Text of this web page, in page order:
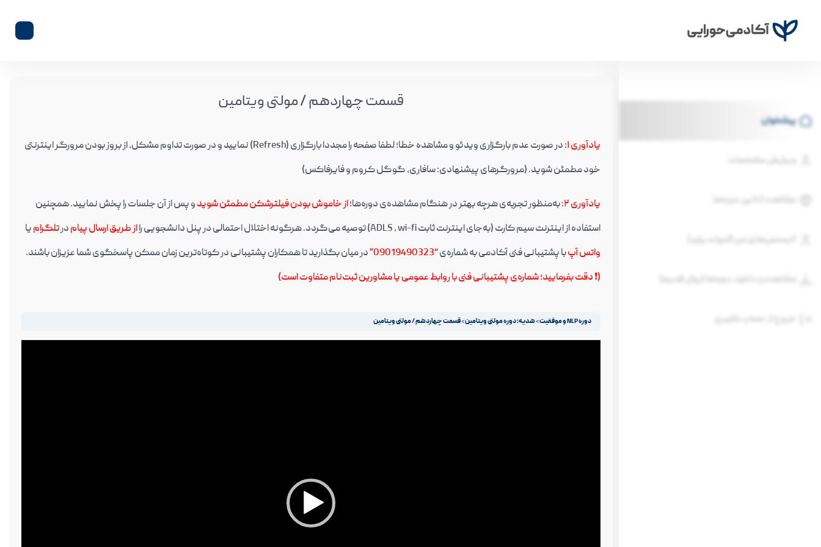
پیشخوان
ویرایش مشخصات
مشاهده آنلاین دوره‌ها
لایسنس‌های من (اسپات پلیر)
مشاهده و دانلود دوره‌ها (روال قدیم)
خروج از حساب کاربری
قسمت چهاردهم / مولتی ویتامین
یادآوری ۱ :
در صورت عدم بارگزاری ویدئو و مشاهده خطا؛ لطفا صفحه را مجددا بارگزاری (Refresh) نمایید و در صورت تداوم مشکل، از بروز بودن مرورگر اینترنتی
خود مطمئن شوید. (مرورگرهای پیشنهادی: سافاری، گوگل کروم و فایرفاکس)
یادآوری ۲ :به‌منظور تجربه‌ی هرچه بهتر در هنگام مشاهده‌ی دوره‌ها؛از خاموش بودن فیلترشکن مطمئن شویدو پس از آن جلسات را پخش نمایید. همچنین
استفاده از اینترنت سیم کارت (به‌جای اینترنت ثابت ADLS , wi-fi) توصیه می‌گردد. هرگونه اختلال احتمالی در پنل دانشجویی را
از طریق ارسال پیامدرتلگرامیا
واتس آپبا پشتیبانی فنی آکادمی به شماره‌ی“09019490323”
در میان بگذارید تا همکاران پشتیبانی در کوتاه‌ترین زمان ممکن پاسخگوی شما عزیزان باشند.
(❗️ دقت بفرمایید؛ شماره‌ی پشتیبانی فنی با روابط عمومی یا مشاورین ثبت‌نام متفاوت است)
دوره NLP و موفقیت هدیه: دوره مولتی ویتامین قسمت چهاردهم / مولتی ویتامین